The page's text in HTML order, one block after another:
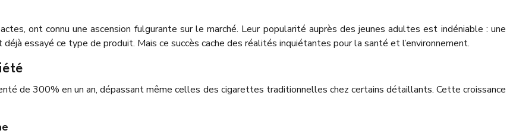
ont connu une ascension fulgurante sur le marché. Leur popularité auprès des jeunes adultes est indéniable : une
essayé ce type de produit. Mais ce succès cache des réalités inquiétantes pour la santé et l’environnement.
de 300% en un an, dépassant même celles des cigarettes traditionnelles chez certains détaillants. Cette croissance